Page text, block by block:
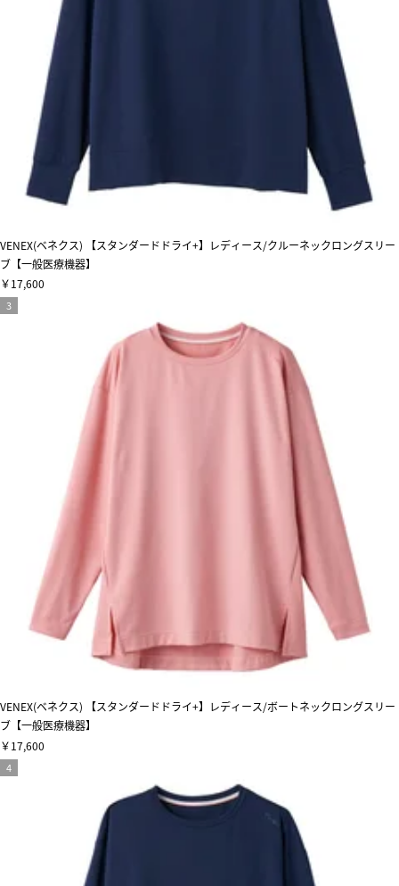
VENEX(ベネクス) 【スタンダードドライ+】レディース/クルーネックロングスリー
ブ【一般医療機器】
￥17,600
VENEX(ベネクス) 【スタンダードドライ+】レディース/ボートネックロングスリー
ブ【一般医療機器】
￥17,600